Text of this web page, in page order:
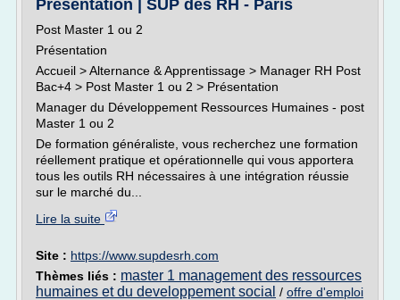
Présentation | SUP des RH - Paris
Post Master 1 ou 2
Présentation
Accueil > Alternance & Apprentissage > Manager RH Post
Bac+4 > Post Master 1 ou 2 > Présentation
Manager du Développement Ressources Humaines - post
Master 1 ou 2
De formation généraliste, vous recherchez une formation
réellement pratique et opérationnelle qui vous apportera
tous les outils RH nécessaires à une intégration réussie
sur le marché du...
Lire la suite
Site : https://www.supdesrh.com
Thèmes liés : master 1 management des ressources
humaines et du developpement social / offre d'emploi